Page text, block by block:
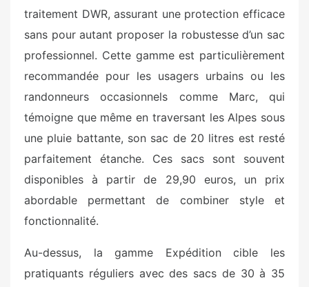
traitement DWR, assurant une protection efficace
sans pour autant proposer la robustesse d’un sac
professionnel. Cette gamme est particulièrement
recommandée pour les usagers urbains ou les
randonneurs occasionnels comme Marc, qui
témoigne que même en traversant les Alpes sous
une pluie battante, son sac de 20 litres est resté
parfaitement étanche. Ces sacs sont souvent
disponibles à partir de 29,90 euros, un prix
abordable permettant de combiner style et
fonctionnalité.
Au-dessus, la gamme Expédition cible les
pratiquants réguliers avec des sacs de 30 à 35